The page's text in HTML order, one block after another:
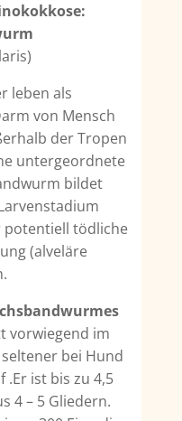
leben als
von Mensch
der Tropen
untergeordnete
bildet
potentiell tödliche
(alveläre
vorwiegend im
bei Hund
.Er ist bis zu 4,5
4 – 5 Gliedern.